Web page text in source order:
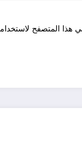
هذا المتصفح